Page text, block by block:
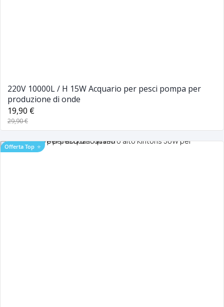
220V 10000L / H 15W Acquario per pesci pompa per
produzione di onde
19,90 €
29,90 €
Offerta Top ⭐